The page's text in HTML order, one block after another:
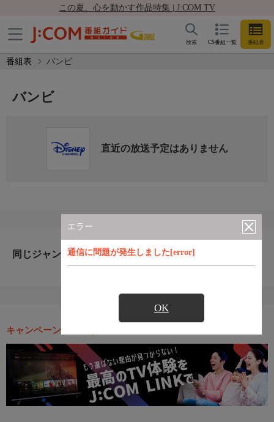
この夏、心を動かす作品特集 | J:COM TV
CS番組一覧 番組表
検索
番組表 バンビ
エラー
通信に問題が発生しました[error]
OK
バンビ
直近の放送予定はありません
同じジャンルのおすすめ番組
キャンペーン・お得な情報